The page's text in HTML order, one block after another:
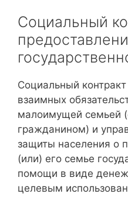
Социальный
Социальный
взаимных
малоимущей семьей
гражданином) и
защиты населения о
(или) его семье
помощи в виде
целевым